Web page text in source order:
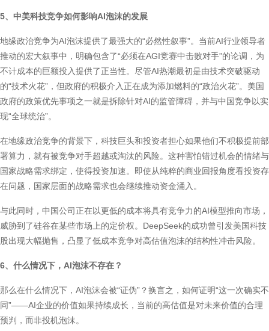
5、中美科技竞争如何影响AI泡沫的发展
地缘政治竞争为AI泡沫提供了最强大的“必然性叙事”。当前AI行业领导者
推动的宏大叙事中，明确包含了“必须在AGI竞赛中击败对手”的论调，为
不计成本的巨额投入提供了正当性。尽管AI热潮最初是由技术突破驱动
的“技术火花”，但政府的积极介入正在成为添加燃料的“政治火花”。美国
政府的政策优先事项之一就是拆除针对AI的监管障碍，并与中国竞争以实
现“全球统治”。
在地缘政治竞争的背景下，科技巨头和投资者担心如果他们不积极提前部
署算力，就有被竞争对手超越或淘汰的风险。这种害怕错过机会的情绪与
国家战略需求绑定，使得投资加速。即使从纯粹的商业回报角度看投资存
在问题，国家层面的战略需求也会继续推动资金涌入。
与此同时，中国公司正在以更低的成本将具有竞争力的AI模型推向市场，
威胁到了硅谷在某些市场上的定价权。DeepSeek的成功曾引发美国科技
股出现大幅抛售，凸显了低成本竞争对高估值泡沫的结构性冲击风险。
6、什么情况下，AI泡沫不存在？
那么在什么情况下，AI泡沫会被“证伪”？换言之，如何证明“这一次确实不
同”——AI企业的价值如果持续成长，当前的高估值是对未来价值的合理
预判，而非投机泡沫。